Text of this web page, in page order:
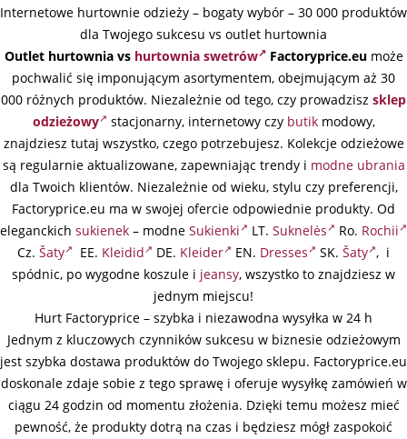
Internetowe hurtownie odzieży – bogaty wybór – 30 000 produktów
dla Twojego sukcesu vs outlet hurtownia
Outlet hurtownia vs hurtownia swetrów Factoryprice.eumoże
pochwalić się imponującym asortymentem, obejmującym aż 30
000 różnych produktów. Niezależnie od tego, czy prowadzisz sklep
odzieżowy
stacjonarny, internetowy czy butikmodowy,
znajdziesz tutaj wszystko, czego potrzebujesz. Kolekcje odzieżowe
są regularnie aktualizowane, zapewniając trendy i modne ubrania
dla Twoich klientów. Niezależnie od wieku, stylu czy preferencji,
Factoryprice.eu ma w swojej ofercie odpowiednie produkty. Od
eleganckich sukienek – modne Sukienki LT. Suknelės Ro. Rochii
Cz. Šaty EE. Kleidid DE. Kleider EN. Dresses SK. Šaty , i
spódnic, po wygodne koszule i jeansy, wszystko to znajdziesz w
jednym miejscu!
Hurt Factoryprice – szybka i niezawodna wysyłka w 24 h
Jednym z kluczowych czynników sukcesu w biznesie odzieżowym
jest szybka dostawa produktów do Twojego sklepu. Factoryprice.eu
doskonale zdaje sobie z tego sprawę i oferuje wysyłkę zamówień w
ciągu 24 godzin od momentu złożenia. Dzięki temu możesz mieć
pewność, że produkty dotrą na czas i będziesz mógł zaspokoić